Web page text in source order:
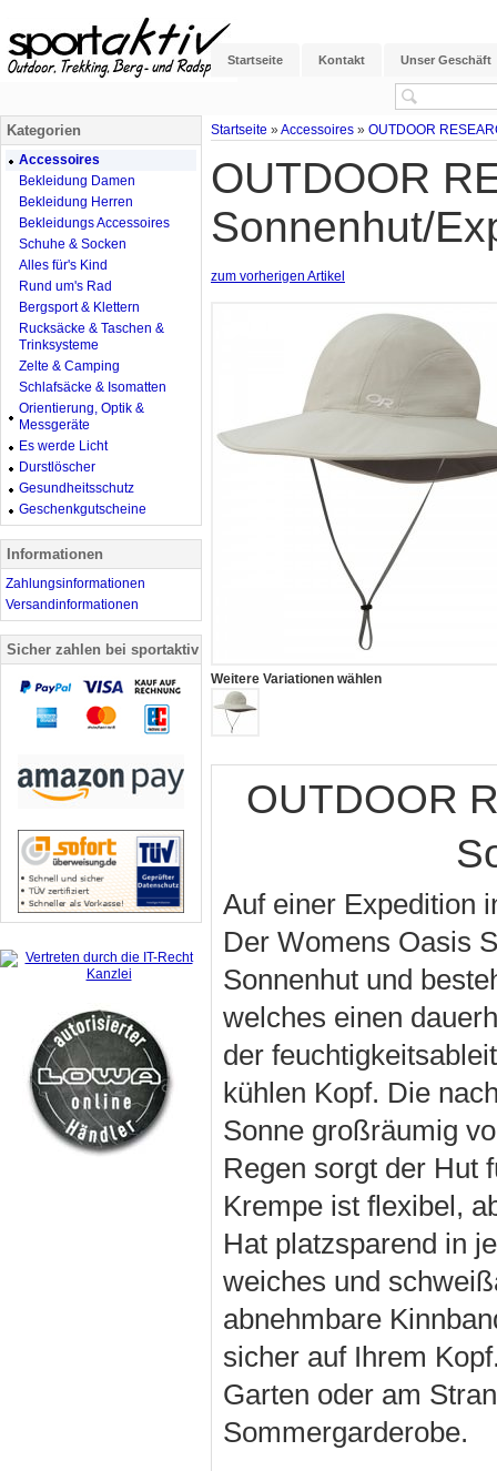
Startseite Kontakt Unser Geschäft
Startseite » Accessoires » OUTDOOR
OUTDOOR
Sonnenhut/
zum vorherigen Artikel
Weitere Variationen wählen
OUTDOOR
Auf einer Expedition
Der Womens Oasis
Sonnenhut und
welches einen
der
kühlen Kopf. Die
Sonne großräumig
Regen sorgt der Hut
Krempe ist flexibel,
Hat platzsparend in
weiches und
abnehmbare
sicher auf Ihrem
Garten oder am
Sommergarderobe.
Kategorien
Accessoires
Bekleidung Damen
Bekleidung Herren
Bekleidungs Accessoires
Schuhe & Socken
Alles für's Kind
Rund um's Rad
Bergsport & Klettern
Rucksäcke & Taschen &
Trinksysteme
Zelte & Camping
Schlafsäcke & Isomatten
Orientierung, Optik &
Messgeräte
Es werde Licht
Durstlöscher
Gesundheitsschutz
Geschenkgutscheine
Informationen
Zahlungsinformationen
Versandinformationen
Sicher zahlen bei sportaktiv